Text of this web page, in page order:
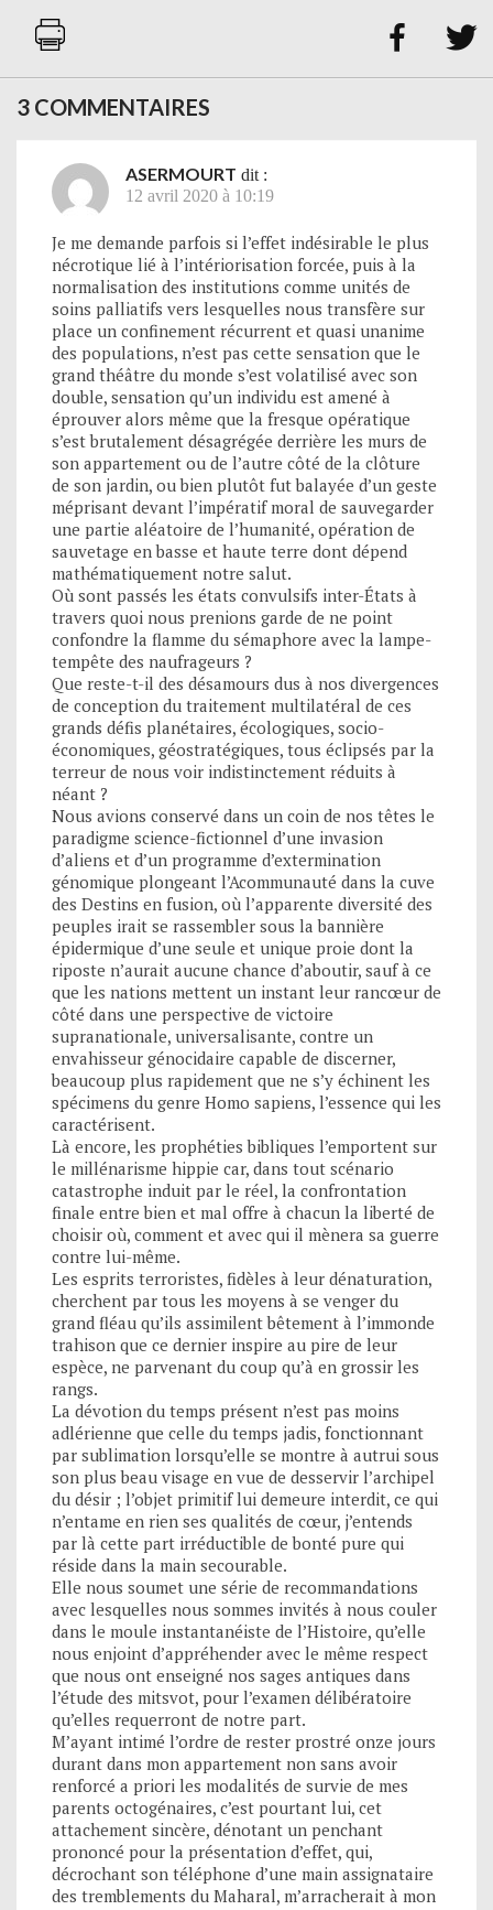
 
3 COMMENTAIRES
ASERMOURT dit :
12 avril 2020 à 10:19
Je me demande parfois si l’effet indésirable le plus
nécrotique lié à l’intériorisation forcée, puis à la
normalisation des institutions comme unités de
soins palliatifs vers lesquelles nous transfère sur
place un confinement récurrent et quasi unanime
des populations, n’est pas cette sensation que le
grand théâtre du monde s’est volatilisé avec son
double, sensation qu’un individu est amené à
éprouver alors même que la fresque opératique
s’est brutalement désagrégée derrière les murs de
son appartement ou de l’autre côté de la clôture
de son jardin, ou bien plutôt fut balayée d’un geste
méprisant devant l’impératif moral de sauvegarder
une partie aléatoire de l’humanité, opération de
sauvetage en basse et haute terre dont dépend
mathématiquement notre salut.
Où sont passés les états convulsifs inter-États à
travers quoi nous prenions garde de ne point
confondre la flamme du sémaphore avec la lampe-
tempête des naufrageurs ?
Que reste-t-il des désamours dus à nos divergences
de conception du traitement multilatéral de ces
grands défis planétaires, écologiques, socio-
économiques, géostratégiques, tous éclipsés par la
terreur de nous voir indistinctement réduits à
néant ?
Nous avions conservé dans un coin de nos têtes le
paradigme science-fictionnel d’une invasion
d’aliens et d’un programme d’extermination
génomique plongeant l’Acommunauté dans la cuve
des Destins en fusion, où l’apparente diversité des
peuples irait se rassembler sous la bannière
épidermique d’une seule et unique proie dont la
riposte n’aurait aucune chance d’aboutir, sauf à ce
que les nations mettent un instant leur rancœur de
côté dans une perspective de victoire
supranationale, universalisante, contre un
envahisseur génocidaire capable de discerner,
beaucoup plus rapidement que ne s’y échinent les
spécimens du genre Homo sapiens, l’essence qui les
caractérisent.
Là encore, les prophéties bibliques l’emportent sur
le millénarisme hippie car, dans tout scénario
catastrophe induit par le réel, la confrontation
finale entre bien et mal offre à chacun la liberté de
choisir où, comment et avec qui il mènera sa guerre
contre lui-même.
Les esprits terroristes, fidèles à leur dénaturation,
cherchent par tous les moyens à se venger du
grand fléau qu’ils assimilent bêtement à l’immonde
trahison que ce dernier inspire au pire de leur
espèce, ne parvenant du coup qu’à en grossir les
rangs.
La dévotion du temps présent n’est pas moins
adlérienne que celle du temps jadis, fonctionnant
par sublimation lorsqu’elle se montre à autrui sous
son plus beau visage en vue de desservir l’archipel
du désir ; l’objet primitif lui demeure interdit, ce qui
n’entame en rien ses qualités de cœur, j’entends
par là cette part irréductible de bonté pure qui
réside dans la main secourable.
Elle nous soumet une série de recommandations
avec lesquelles nous sommes invités à nous couler
dans le moule instantanéiste de l’Histoire, qu’elle
nous enjoint d’appréhender avec le même respect
que nous ont enseigné nos sages antiques dans
l’étude des mitsvot, pour l’examen délibératoire
qu’elles requerront de notre part.
M’ayant intimé l’ordre de rester prostré onze jours
durant dans mon appartement non sans avoir
renforcé a priori les modalités de survie de mes
parents octogénaires, c’est pourtant lui, cet
attachement sincère, dénotant un penchant
prononcé pour la présentation d’effet, qui,
décrochant son téléphone d’une main assignataire
des tremblements du Maharal, m’arracherait à mon